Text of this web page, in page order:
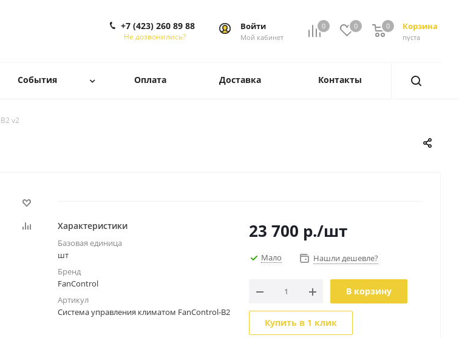
0 0 Корзина
0
пуста
0
Войти
Мой кабинет
+7 (423) 260 89 88
Не дозвонились?
События Оплата Доставка Контакты
v2
Характеристики
Базовая единица
шт
Бренд
FanControl
Артикул
Система управления климатом FanControl-B2
23 700 р./шт
Мало Нашли дешевле?
В корзину
Купить в 1 клик